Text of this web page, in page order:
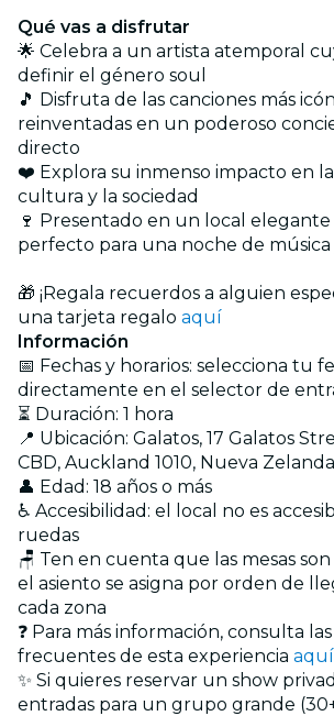
Qué vas a disfrutar
🌟 Celebra a un artista atemporal
definir el género soul
🎵 Disfruta de las canciones más
reinventadas en un poderoso
directo
❤️ Explora su inmenso impacto en la
cultura y la sociedad
🍷 Presentado en un local
perfecto para una noche de
🎁 ¡Regala recuerdos a alguien
una tarjeta regalo aquí
Información
📅 Fechas y horarios: selecciona tu
directamente en el selector de
⏳ Duración: 1 hora
📍 Ubicación: Galatos, 17 Galatos
CBD, Auckland 1010, Nueva Zelanda
👤 Edad: 18 años o más
♿ Accesibilidad: el local no es
ruedas
🪑 Ten en cuenta que las mesas
el asiento se asigna por orden de
cada zona
❓ Para más información, consulta
frecuentes de esta experiencia aquí
✨ Si quieres reservar un show
entradas para un grupo grande